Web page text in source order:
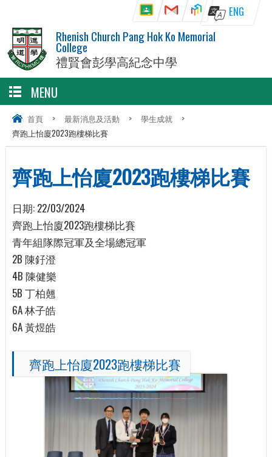
Rhenish Church Pang Hok Ko Memorial
College
禮賢會彭學高紀念中學
ENG
MENU
首頁 > 最新消息及活動 > 學生成就
>
齊跑上怡廈2023跑樓梯比賽
齊跑上怡廈2023跑樓梯比賽
日期: 22/03/2024
齊跑上怡廈2023跑樓梯比賽
青年組隊際冠軍及全場總冠軍
2B 陳釨澄
4B 陳健樂
5B 丁柏翹
6A 林子皓
6A 黃煜皓
齊跑上怡廈2023跑樓梯比賽